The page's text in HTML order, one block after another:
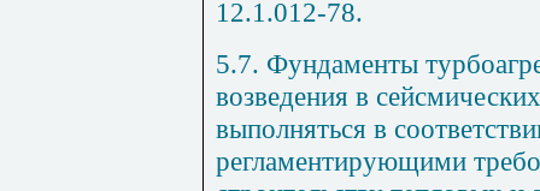
12.1.012-78.
5.7. Фундаменты
возведения в
выполняться в
регламентирующими